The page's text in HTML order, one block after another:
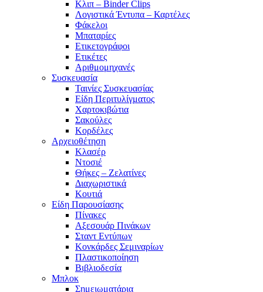
Κλιπ – Binder Clips
Λογιστικά Έντυπα – Καρτέλες
Φάκελοι
Μπαταρίες
Ετικετογράφοι
Ετικέτες
Αριθμομηχανές
Συσκευασία
Ταινίες Συσκευασίας
Είδη Περιτυλίγματος
Χαρτοκιβώτια
Σακούλες
Κορδέλες
Αρχειοθέτηση
Κλασέρ
Ντοσιέ
Θήκες – Ζελατίνες
Διαχωριστικά
Κουτιά
Είδη Παρουσίασης
Πίνακες
Αξεσουάρ Πινάκων
Σταντ Εντύπων
Κονκάρδες Σεμιναρίων
Πλαστικοποίηση
Βιβλιοδεσία
Μπλοκ
Σημειωματάρια